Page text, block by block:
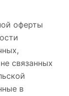
оферты
связанных
в